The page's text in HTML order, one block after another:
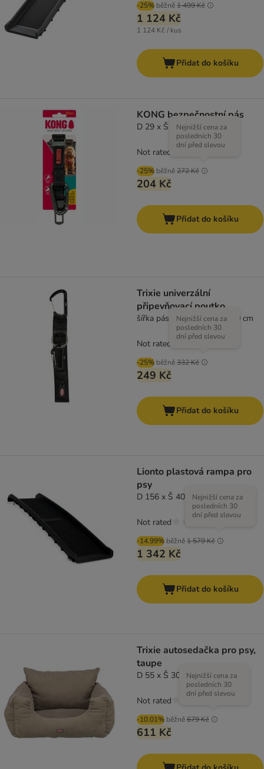
-25% běžně1 499 Kč
1 124 Kč
1 124 Kč / kus
Přidat do košíku
KONG bezpečnostní pás
D 29 x Š 7,5 x V 2,5 cm
-25% běžně272 Kč
Nejnižší cena za
posledních 30
dní před slevou
204 Kč
Not rated
Přidat do košíku
Trixie univerzální
připevňovací poutko
šířka pásu 38 mm / délka 30 cm
-25% běžně332 Kč
Nejnižší cena za
posledních 30
dní před slevou
249 Kč
Not rated
Přidat do košíku
Lionto plastová rampa pro
psy
D 156 x Š 40 x V 8 cm
-14.99% běžně1 579 Kč
Nejnižší cena za
posledních 30
dní před slevou
1 342 Kč
Not rated
Přidat do košíku
Trixie autosedačka pro psy,
taupe
D 55 x Š 30 x V 55 cm
-10.01% běžně679 Kč
Nejnižší cena za
posledních 30
dní před slevou
611 Kč
Not rated